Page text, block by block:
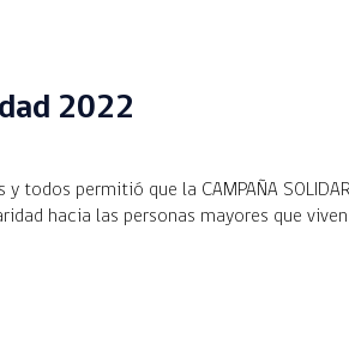
2022
todos permitió que la CAMPAÑA
hacia las personas mayores que